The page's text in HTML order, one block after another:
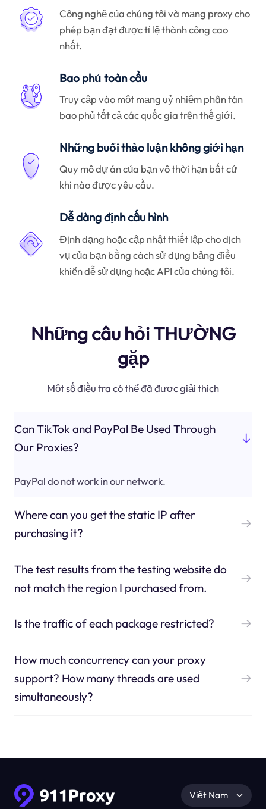
Công nghệ của chúng tôi và mạng proxy cho
phép bạn đạt được tỉ lệ thành công cao
nhất.
Bao phủ toàn cầu
Truy cập vào một mạng uỷ nhiệm phân tán
bao phủ tất cả các quốc gia trên thế giới.
Những buổi thảo luận không giới hạn
Quy mô dự án của bạn vô thời hạn bất cứ
khi nào được yêu cầu.
Dễ dàng định cấu hình
Định dạng hoặc cập nhật thiết lập cho dịch
vụ của bạn bằng cách sử dụng bảng điều
khiển dễ sử dụng hoặc API của chúng tôi.
Những câu hỏi THƯỜNG
gặp
Một số điều tra có thể đã được giải thích
Can TikTok and PayPal Be Used Through
Our Proxies?
PayPal do not work in our network.
Where can you get the static IP after
purchasing it?
The test results from the testing website do
not match the region I purchased from.
Is the traffic of each package restricted?
How much concurrency can your proxy
support? How many threads are used
simultaneously?
Việt Nam